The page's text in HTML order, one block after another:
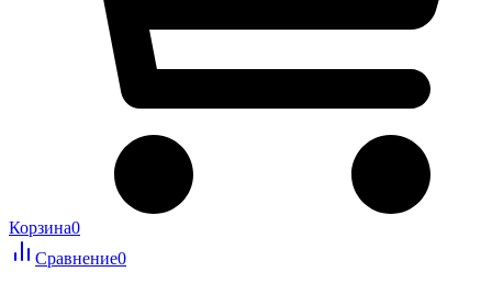
Корзина0
Сравнение0